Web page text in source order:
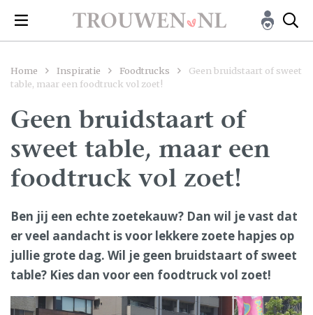
Home Inspiratie Foodtrucks
Geen bruidstaart of sweet
table, maar een foodtruck vol zoet!
Geen bruidstaart of
sweet table, maar een
foodtruck vol zoet!
Ben jij een echte zoetekauw? Dan wil je vast dat
er veel aandacht is voor lekkere zoete hapjes op
jullie grote dag. Wil je geen bruidstaart of sweet
table? Kies dan voor een foodtruck vol zoet!